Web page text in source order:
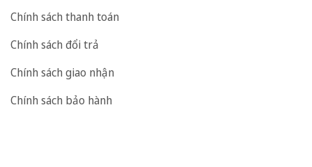
Chính sách thanh toán
Chính sách đổi trả
Chính sách giao nhận
Chính sách bảo hành